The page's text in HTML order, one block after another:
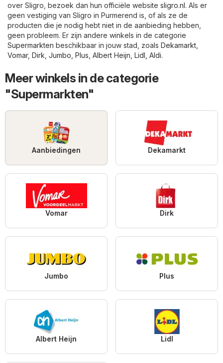
over Sligro, bezoek dan hun officiële website sligro.nl. Als er
geen vestiging van Sligro in Purmerend is, of als ze de
producten die je nodig hebt niet in de aanbieding hebben,
geen probleem. Er zijn andere winkels in de categorie
Supermarkten beschikbaar in jouw stad, zoals Dekamarkt
Vomar, Dirk Jumbo Plus Albert Heijn Lidl Aldi.
Meer winkels in de categorie
"Supermarkten"
Aanbiedingen Dekamarkt
Vomar Dirk
Jumbo Plus
Albert Heijn Lidl